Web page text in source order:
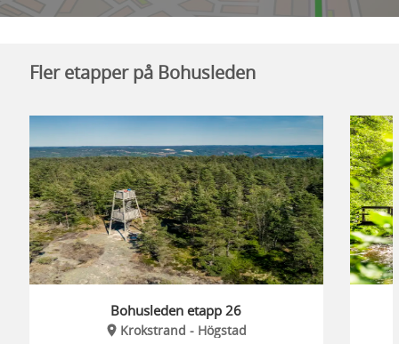
Fler etapper på Bohusleden
Bohusleden etapp 26
Krokstrand - Högstad